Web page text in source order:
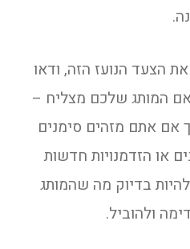
הצעד הנועז הזה, ודאו
המותג שלכם מצליח –
אם אתם מזהים סימנים
או הזדמנויות חדשות
בדיוק מה שהמותג
ולהוביל.